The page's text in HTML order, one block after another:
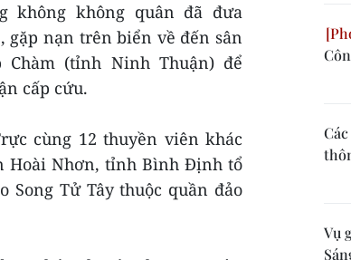
không không quân đã đưa
gặp nạn trên biển về đến sân
Chàm (tỉnh Ninh Thuận) để
cấp cứu.
cùng 12 thuyền viên khác
Hoài Nhơn, tỉnh Bình Định tổ
Song Tử Tây thuộc quần đảo
Vụ